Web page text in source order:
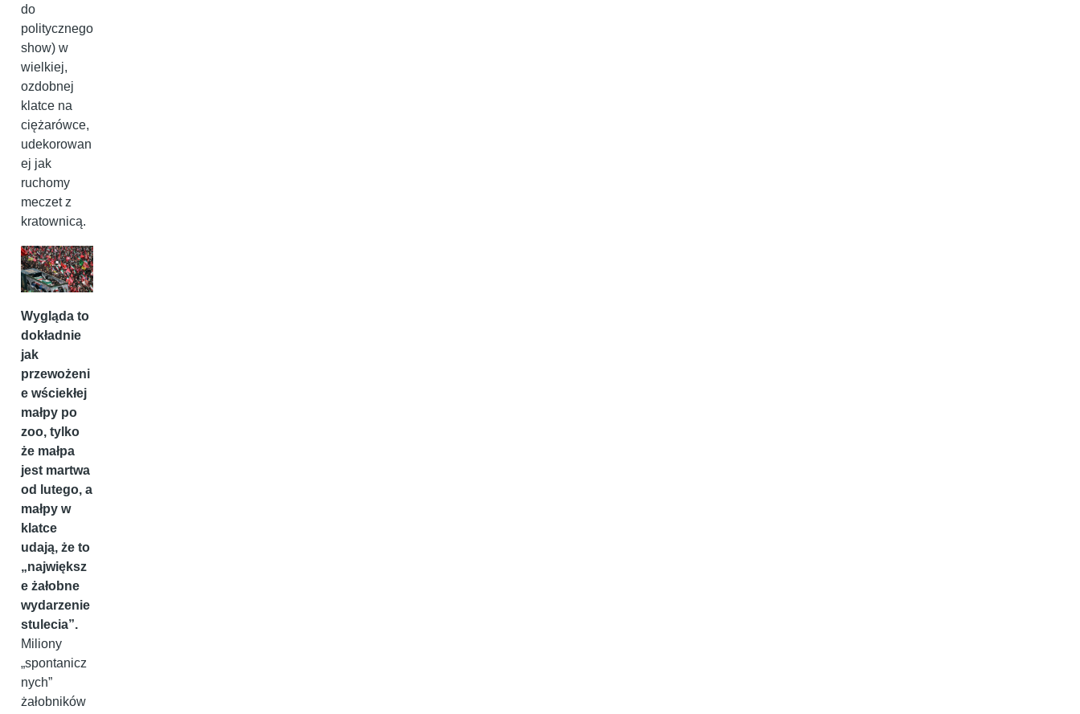
do
politycznego
show) w
wielkiej,
ozdobnej
klatce na
ciężarówce,
udekorowan
ej jak
ruchomy
meczet z
kratownicą.
Wygląda to
dokładnie
jak
przewożeni
e wściekłej
małpy po
zoo, tylko
że małpa
jest martwa
od lutego, a
małpy w
klatce
udają, że to
„największ
e żałobne
wydarzenie
stulecia”.
Miliony
„spontanicz
nych”
żałobników